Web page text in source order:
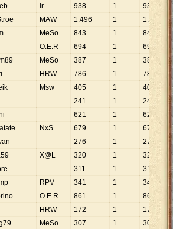
ir 938 1
938
MAW 1.496 1 1.496
MeSo 843 1
843
O.E.R 694 1
694
MeSo 387 1
387
HRW 786 1
786
Msw 405 1
405
241 1
241
621 1
621
NxS 679 1
679
276 1
276
X@L 320 1
320
311 1
311
RPV 341 1
341
O.E.R 861 1
861
HRW 172 1
172
MeSo 307 1
307